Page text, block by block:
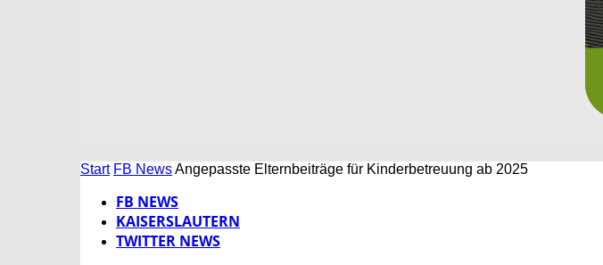
Start FB NewsAngepasste Elternbeiträge für Kinderbetreuung ab 2025
FB NEWS
KAISERSLAUTERN
TWITTER NEWS